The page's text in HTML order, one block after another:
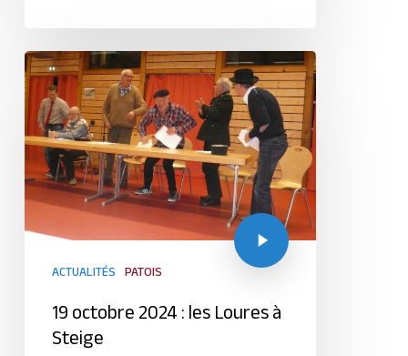
ACTUALITÉS PATOIS
19 octobre 2024 : les Loures à
Steige